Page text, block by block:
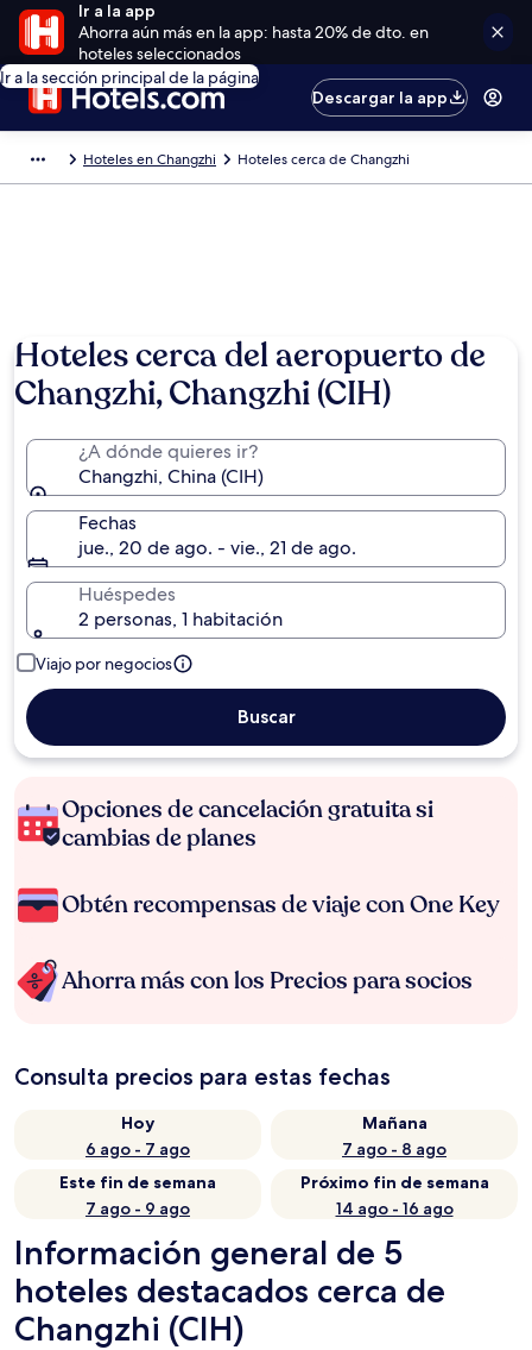
Ir a la app
Ahorra aún más en la app: hasta 20% de dto. en
hoteles seleccionados
Ir a la sección principal de la página
Descargar la app
Hoteles en Changzhi Hoteles cerca de Changzhi
Hoteles cerca del aeropuerto de
Changzhi, Changzhi (CIH)
¿A dónde quieres ir?
Changzhi, China (CIH)
Fechas
jue., 20 de ago. - vie., 21 de ago.
Huéspedes
2 personas, 1 habitación
Viajo por negocios
Buscar
Opciones de cancelación gratuita si
cambias de planes
Obtén recompensas de viaje con One Key
Ahorra más con los Precios para socios
Consulta precios para estas fechas
Hoy
6 ago - 7 ago
Mañana
7 ago - 8 ago
Este fin de semana
7 ago - 9 ago
Próximo fin de semana
14 ago - 16 ago
Información general de 5
hoteles destacados cerca de
Changzhi (CIH)